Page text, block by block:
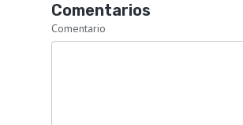
Comentarios
Comentario